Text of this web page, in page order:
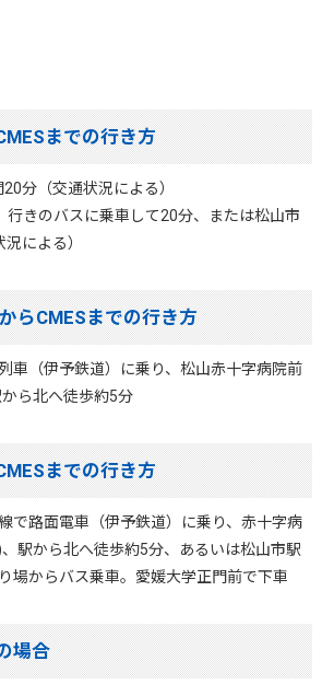
までの行き方
分（交通状況による）
行きのバスに乗車して20分、または松山市
による）
らCMESまでの行き方
車（伊予鉄道）に乗り、松山赤十字病院前
ら北へ徒歩約5分
までの行き方
で路面電車（伊予鉄道）に乗り、赤十字病
駅から北へ徒歩約5分、あるいは松山市駅
場からバス乗車。愛媛大学正門前で下車
場合